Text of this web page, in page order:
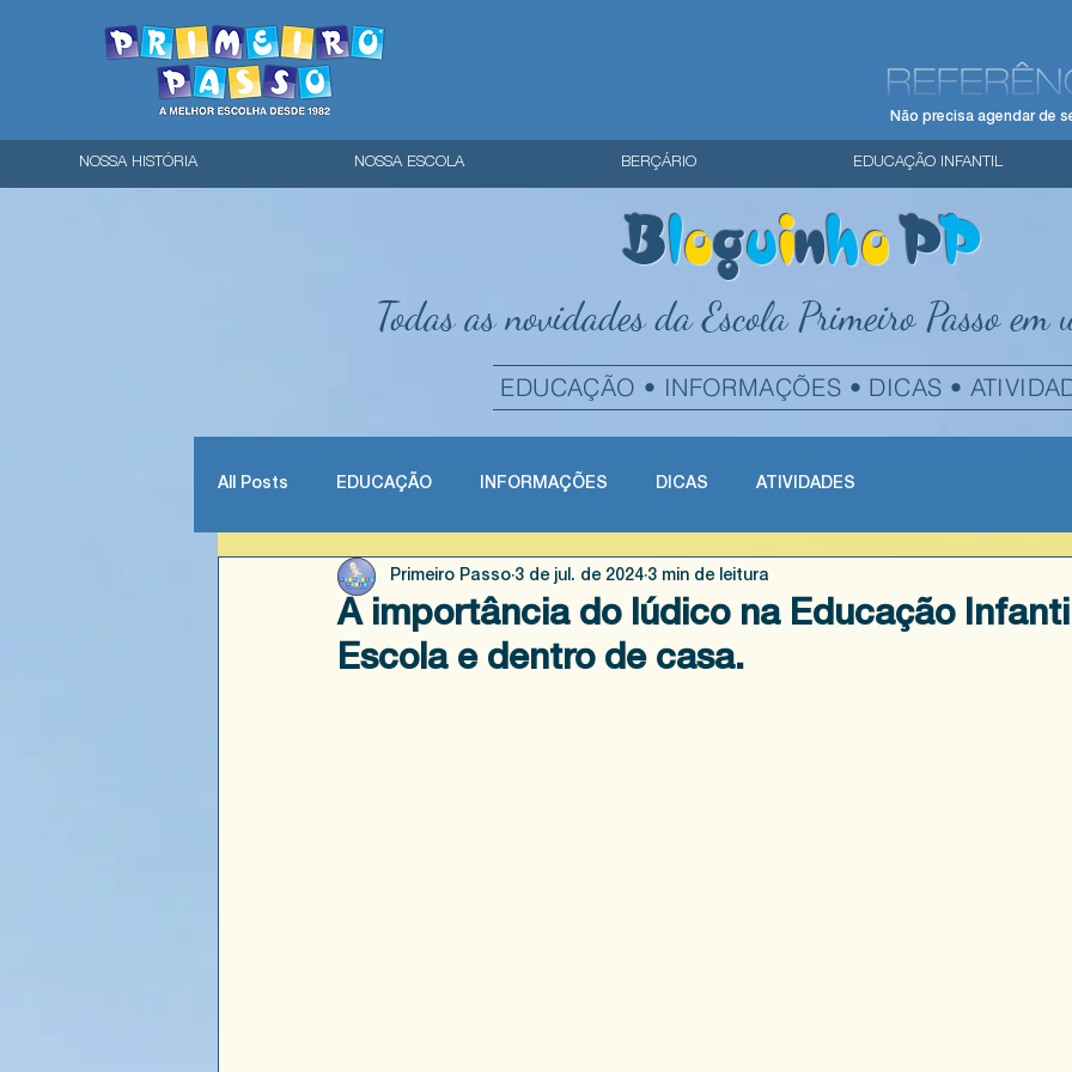
Não precisa agendar de
NOSSA HISTÓRIA NOSSA ESCOLA BERÇÁRIO EDUCAÇÃO INFANTIL
BloguinhoPP
Todas as novidades da Escola Primeiro Passo em
EDUCAÇÃO • INFORMAÇÕES • DICAS •
All Posts EDUCAÇÃO INFORMAÇÕES DICAS ATIVIDADES
A importância do lúdico na Educação
Escola e dentro de casa.
Primeiro Passo 3 de jul. de 2024 3 min de leitura